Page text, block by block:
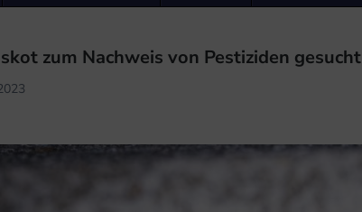
zum Nachweis von Pestiziden gesucht